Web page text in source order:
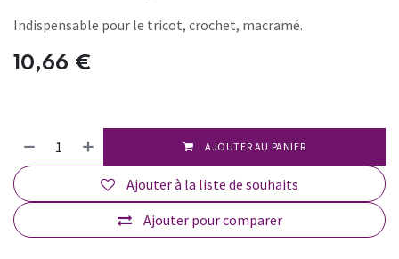
Indispensable pour le tricot, crochet, macramé.
10,66 €
AJOUTER AU PANIER
Ajouter pour comparer
Ajouter à la liste de souhaits